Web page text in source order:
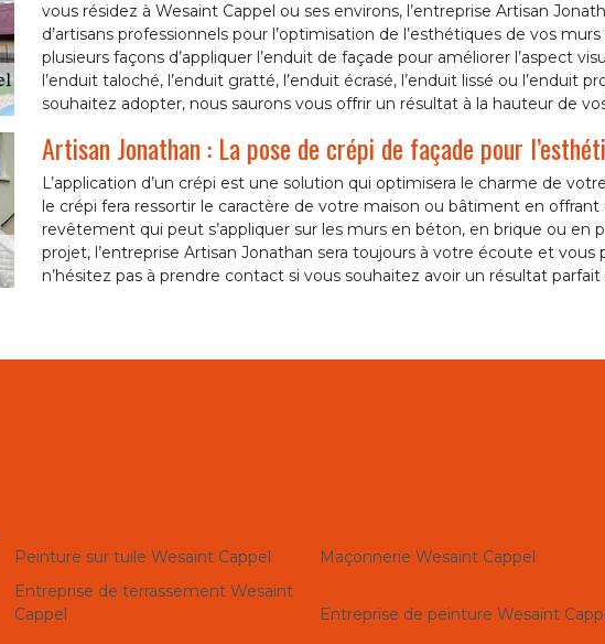
vous résidez à Wesaint Cappel ou ses environs, l’entreprise Artisan
d’artisans professionnels pour l’optimisation de l’esthétiques de vos
plusieurs façons d’appliquer l’enduit de façade pour améliorer l’aspect
l’enduit taloché, l’enduit gratté, l’enduit écrasé, l’enduit lissé ou l’enduit
souhaitez adopter, nous saurons vous offrir un résultat à la hauteur de
Artisan Jonathan : La pose de crépi de façade pour
L’application d’un crépi est une solution qui optimisera le charme de
le crépi fera ressortir le caractère de votre maison ou bâtiment en offrant
revêtement qui peut s’appliquer sur les murs en béton, en brique ou en
projet, l’entreprise Artisan Jonathan sera toujours à votre écoute et vous
n’hésitez pas à prendre contact si vous souhaitez avoir un résultat
Peinture sur tuile Wesaint Cappel Maçonnerie Wesaint Cappel
Entreprise de terrassement Wesaint
Cappel
Entreprise de peinture Wesaint